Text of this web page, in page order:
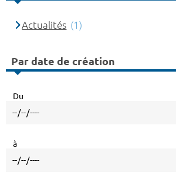
Actualités (1)
Par date de création
Du
à